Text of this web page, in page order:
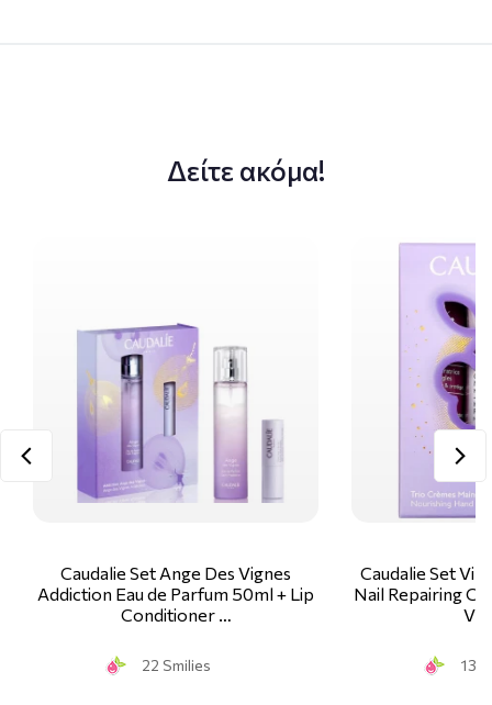
Δείτε ακόμα!
Caudalie Set Ange Des Vignes
Addiction Eau de Parfum 50ml + Lip
Conditioner …
22 Smilies
Caudalie Set
Nail Repairing
13